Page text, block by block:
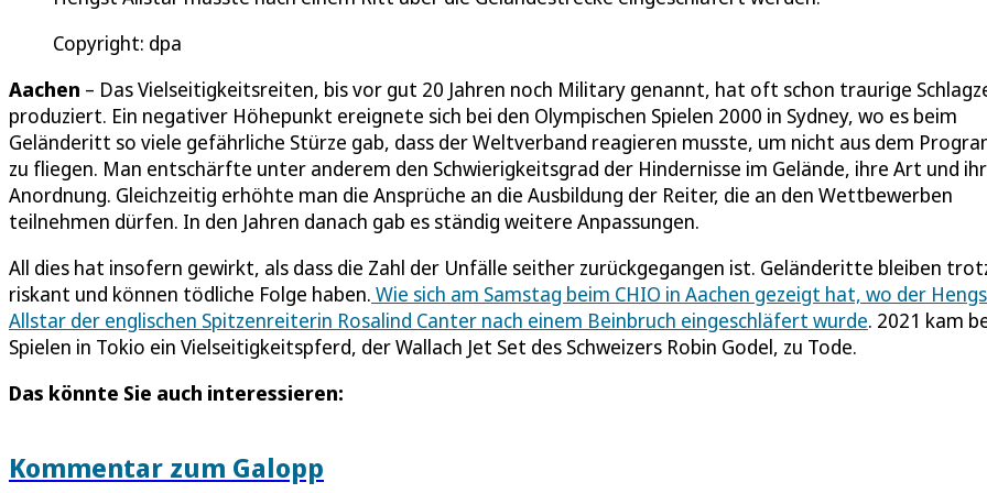
Copyright: dpa
Aachen – Das Vielseitigkeitsreiten, bis vor gut 20 Jahren noch Military genannt, hat oft schon traurige
produziert. Ein negativer Höhepunkt ereignete sich bei den Olympischen Spielen 2000 in Sydney, wo es beim
Geländeritt so viele gefährliche Stürze gab, dass der Weltverband reagieren musste, um nicht aus dem
zu fliegen. Man entschärfte unter anderem den Schwierigkeitsgrad der Hindernisse im Gelände, ihre Art und
Anordnung. Gleichzeitig erhöhte man die Ansprüche an die Ausbildung der Reiter, die an den Wettbewerben
teilnehmen dürfen. In den Jahren danach gab es ständig weitere Anpassungen.
All dies hat insofern gewirkt, als dass die Zahl der Unfälle seither zurückgegangen ist. Geländeritte bleiben
riskant und können tödliche Folge haben. Wie sich am Samstag beim CHIO in Aachen gezeigt hat, wo der
Allstar der englischen Spitzenreiterin Rosalind Canter nach einem Beinbruch eingeschläfert wurde. 2021 kam
Spielen in Tokio ein Vielseitigkeitspferd, der Wallach Jet Set des Schweizers Robin Godel, zu Tode.
Das könnte Sie auch interessieren:
Kommentar zum Galopp